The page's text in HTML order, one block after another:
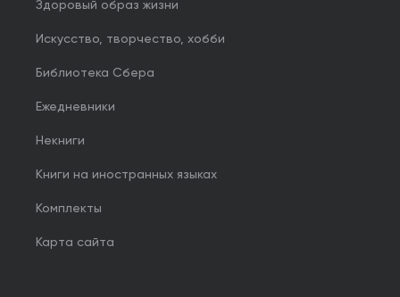
Здоровый образ жизни
Искусство, творчество, хобби
Библиотека Сбера
Ежедневники
Некниги
Книги на иностранных языках
Комплекты
Карта сайта